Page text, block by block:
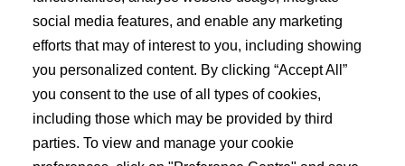
social media features, and enable any marketing
efforts that may of interest to you, including showing
you personalized content. By clicking “Accept All”
you consent to the use of all types of cookies,
including those which may be provided by third
parties. To view and manage your cookie
登录
搜索 API 产品
发布您的需求
了解更多